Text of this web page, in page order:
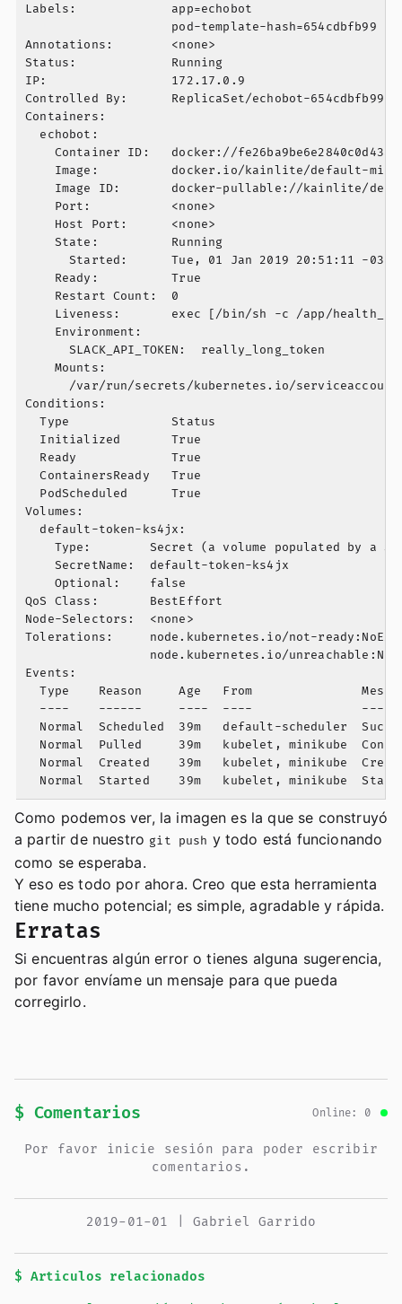
Labels:             app=echobot
                    pod-template-hash=654cdbfb99
Annotations:        <none>
Status:             Running
IP:                 172.17.0.9
Controlled By:      ReplicaSet/echobot-654cdbfb99
Containers:
  echobot:
Container ID:   docker://
Image:          docker.io/kainlite/default-
Image ID:       docker-pullable://kainlite/
    Port:           <none>
    Host Port:      <none>
    State:          Running
      Started:      Tue, 01 Jan 2019 20:51:11 -0300
    Ready:          True
    Restart Count:  0
Liveness:       exec [/bin/sh -c /app/
    Environment:
      SLACK_API_TOKEN:  really_long_token
    Mounts:
/var/run/secrets/kubernetes.io/
Conditions:
  Type              Status
  Initialized       True
  Ready             True
  ContainersReady   True
  PodScheduled      True
Volumes:
  default-token-ks4jx:
Type:        Secret (a volume populated by a
    SecretName:  default-token-ks4jx
    Optional:    false
QoS Class:       BestEffort
Node-Selectors:  <none>
Tolerations:     node.kubernetes.io/not-
node.kubernetes.io/
Events:
Type    Reason     Age   From
----    ------     ----  ----
Normal  Scheduled  39m   default-scheduler
Normal  Pulled     39m   kubelet, minikube
Normal  Created    39m   kubelet, minikube
Como podemos ver, la imagen es la que se construyó
a partir de nuestro git push y todo está funcionando
como se esperaba.
Y eso es todo por ahora. Creo que esta herramienta
tiene mucho potencial; es simple, agradable y rápida.
Erratas
Si encuentras algún error o tienes alguna sugerencia,
por favor envíame un mensaje para que pueda
corregirlo.
$ Comentarios Online: 0
Por favor inicie sesión para poder escribir
comentarios.
2019-01-01 | Gabriel Garrido
$ Articulos relacionados